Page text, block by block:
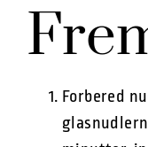
Forbered